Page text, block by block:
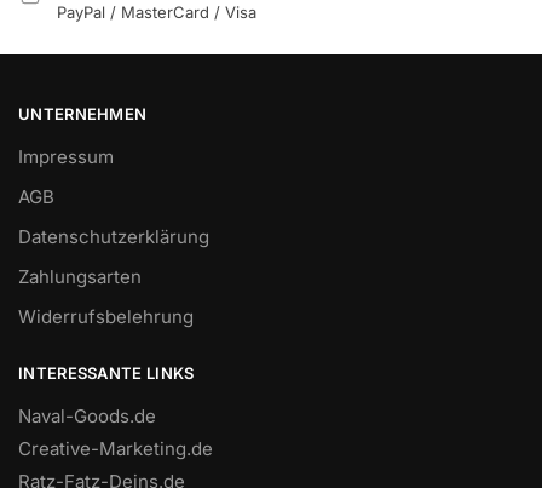
PayPal / MasterCard / Visa
UNTERNEHMEN
Impressum
AGB
Datenschutzerklärung
Zahlungsarten
Widerrufsbelehrung
INTERESSANTE LINKS
Naval-Goods.de
Creative-Marketing.de
Ratz-Fatz-Deins.de